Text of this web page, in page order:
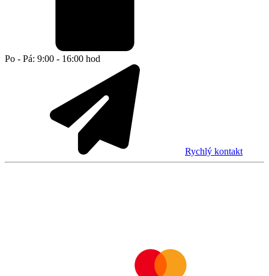
Po - Pá: 9:00 - 16:00 hod
Rychlý kontakt